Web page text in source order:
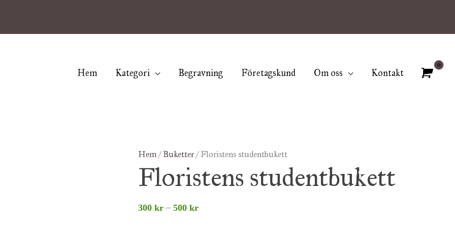
Hem Kategori Begravning Företagskund Om oss Kontakt
Hem/Buketter/ Floristens studentbukett
Floristens studentbukett
300 kr – 500 kr
Prisintervall:
300 kr
500 kr
Floristens
studentbukett
mängd